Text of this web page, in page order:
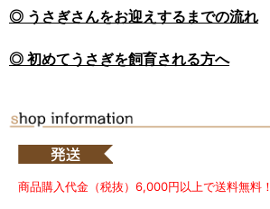
◎ うさぎさんをお迎えするまでの流れ
◎ 初めてうさぎを飼育される方へ
商品購入代金（税抜）6,000円以上で送料無料！